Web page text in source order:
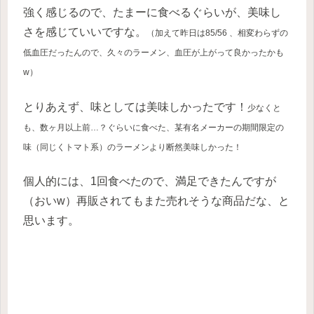
強く感じるので、たまーに食べるぐらいが、美味し
さを感じていいですな。
（加えて昨日は85/56 、相変わらずの
低血圧だったんので、久々のラーメン、血圧が上がって良かったかも
w）
とりあえず、味としては美味しかったです！ 少なくと
も、数ヶ月以上前…？ぐらいに食べた、某有名メーカーの期間限定の
味（同じくトマト系）のラーメンより断然美味しかった！
個人的には、1回食べたので、満足できたんですが
（おいw）再販されてもまた売れそうな商品だな、と
思います。